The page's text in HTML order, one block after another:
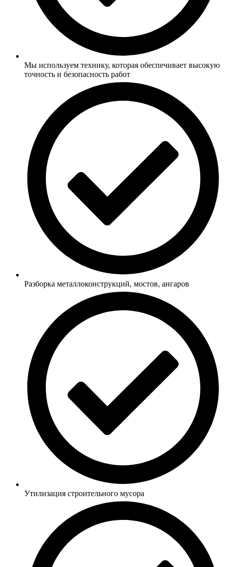
Мы используем технику, которая обеспечивает высокую
точность и безопасность работ
Разборка металлоконструкций, мостов, ангаров
Утилизация строительного мусора